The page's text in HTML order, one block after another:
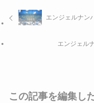
エンジェルナン
エンジェル
この記事を編集し